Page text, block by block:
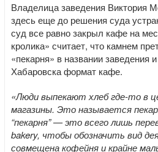
Владелица заведения Виктория
здесь еще до решения суда
суд все равно закрыл кафе на
кролика» считает, что камнем
«пекарня» в названии заведения
Хабаровска формат кафе.
«Люди выпекают хлеб где-то в
магазины. Это называется
“пекарня” — это всего лишь
bakery, чтобы обозначить вид
совмещена кофейня и крайне